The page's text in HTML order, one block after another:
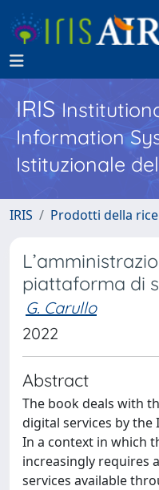
IRIS
Information
Istituzionale
IRIS Prodotti della
piattaforma di
G. Carullo
2022
Abstract
The book deals with
digital services by
In a context in which
increasingly requires
services available